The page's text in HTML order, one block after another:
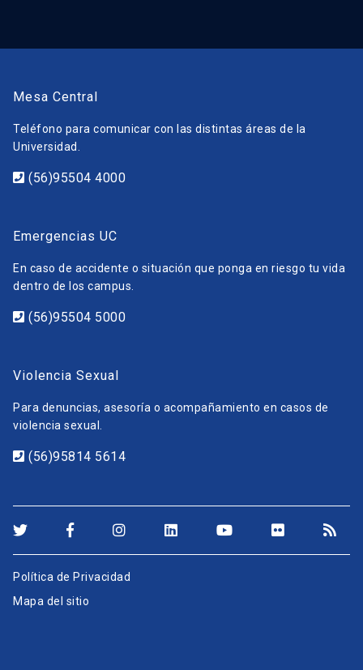
Mesa Central
Teléfono para comunicar con las distintas áreas de la
Universidad.
(56)95504 4000
Emergencias UC
En caso de accidente o situación que ponga en riesgo tu vida
dentro de los campus.
(56)95504 5000
Violencia Sexual
Para denuncias, asesoría o acompañamiento en casos de
violencia sexual.
(56)95814 5614
Política de Privacidad
Mapa del sitio